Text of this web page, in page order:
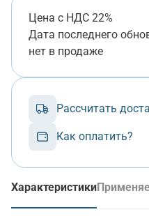
Цена с НДС 22%
Дата последнего
нет в продаже
Рассчитать
Как оплатить?
Характеристики
(активная вкладка)